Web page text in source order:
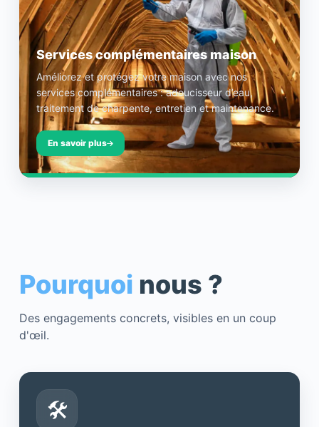
Services complémentaires maison
Améliorez et protégez votre maison avec nos
services complémentaires : adoucisseur d’eau,
traitement de charpente, entretien et maintenance.
En savoir plus
Pourquoi nous ?
Des engagements concrets, visibles en un coup
d'œil.
🛠️